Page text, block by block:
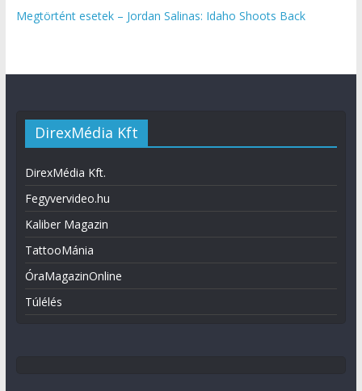
Megtörtént esetek – Jordan Salinas: Idaho Shoots Back
DirexMédia Kft
DirexMédia Kft.
Fegyvervideo.hu
Kaliber Magazin
TattooMánia
ÓraMagazinOnline
Túlélés